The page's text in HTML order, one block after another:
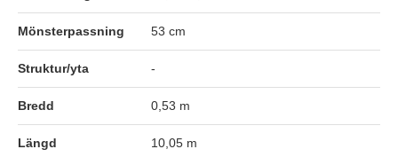
Mönsterpassning 53 cm
Struktur/yta -
Bredd 0,53 m
Längd 10,05 m